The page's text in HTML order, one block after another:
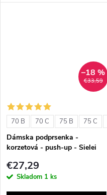
€33,59
–18 %
70 B 70 C 75 B 75 C
Dámska podprsenka -
korzetová - push-up - Sielei
€27,29
Skladom 1 ks